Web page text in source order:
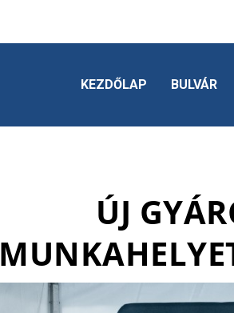
KEZDŐLAP BULVÁR
ÚJ